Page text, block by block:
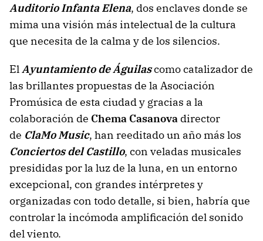
Auditorio Infanta Elena, dos enclaves donde se
mima una visión más intelectual de la cultura
que necesita de la calma y de los silencios.
ElAyuntamiento de Águilascomo catalizador de
las brillantes propuestas de la Asociación
Promúsica de esta ciudad y gracias a la
colaboración de Chema Casanova director
de ClaMo Music, han reeditado un año más los
Conciertos del Castillo, con veladas musicales
presididas por la luz de la luna, en un entorno
excepcional, con grandes intérpretes y
organizadas con todo detalle, si bien, habría que
controlar la incómoda amplificación del sonido
del viento.